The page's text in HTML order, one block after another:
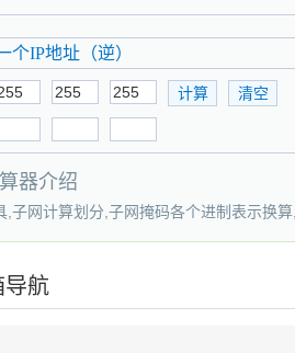
个IP地址（逆）
器介绍
,子网计算划分,子网掩码各个进制表示换算
导航